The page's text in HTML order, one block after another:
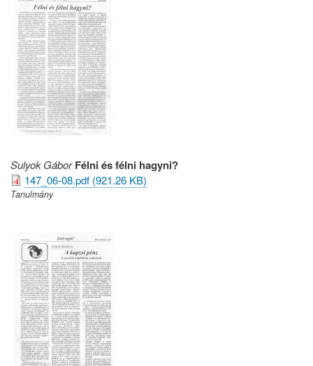
Sulyok Gábor Félni és félni hagyni?
147_06-08.pdf (921.26 KB)
Tanulmány